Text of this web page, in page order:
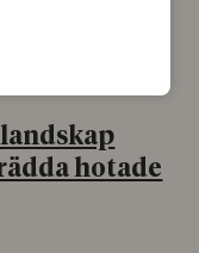
hotade